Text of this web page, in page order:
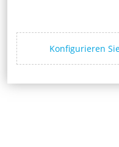
Konfigurieren